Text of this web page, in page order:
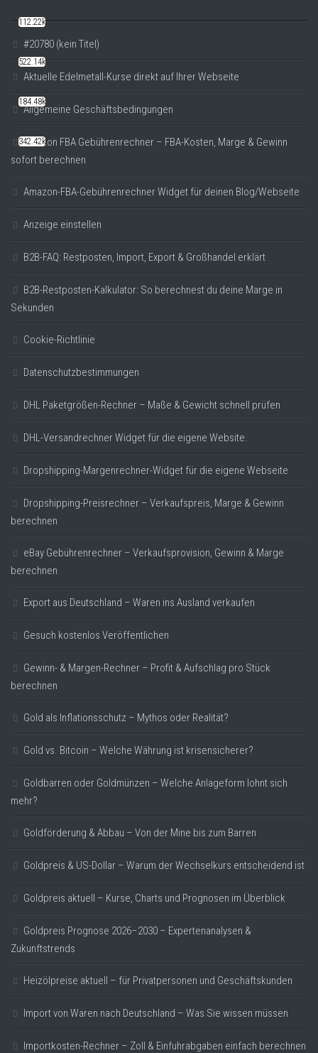
#20780 (kein Titel)
Aktuelle Edelmetall-Kurse direkt auf Ihrer Webseite
Allgemeine Geschäftsbedingungen
Amazon FBA Gebührenrechner – FBA-Kosten, Marge & Gewinn
sofort berechnen
Amazon-FBA-Gebührenrechner Widget für deinen Blog/Webseite
Anzeige einstellen
B2B-FAQ: Restposten, Import, Export & Großhandel erklärt
B2B-Restposten-Kalkulator: So berechnest du deine Marge in
Sekunden
Cookie-Richtlinie
Datenschutzbestimmungen
DHL Paketgrößen-Rechner – Maße & Gewicht schnell prüfen
DHL-Versandrechner Widget für die eigene Website.
Dropshipping-Margenrechner-Widget für die eigene Webseite
Dropshipping-Preisrechner – Verkaufspreis, Marge & Gewinn
berechnen
eBay Gebührenrechner – Verkaufsprovision, Gewinn & Marge
berechnen
Export aus Deutschland – Waren ins Ausland verkaufen
Gesuch kostenlos Veröffentlichen
Gewinn- & Margen-Rechner – Profit & Aufschlag pro Stück
berechnen
Gold als Inflationsschutz – Mythos oder Realität?
Gold vs. Bitcoin – Welche Währung ist krisensicherer?
Goldbarren oder Goldmünzen – Welche Anlageform lohnt sich
mehr?
Goldförderung & Abbau – Von der Mine bis zum Barren
Goldpreis & US-Dollar – Warum der Wechselkurs entscheidend ist
Goldpreis aktuell – Kurse, Charts und Prognosen im Überblick
Goldpreis Prognose 2026–2030 – Expertenanalysen &
Zukunftstrends
Heizölpreise aktuell – für Privatpersonen und Geschäftskunden
Import von Waren nach Deutschland – Was Sie wissen müssen
Importkosten-Rechner – Zoll & Einfuhrabgaben einfach berechnen
112.22k
522.14k
184.48k
342.42k